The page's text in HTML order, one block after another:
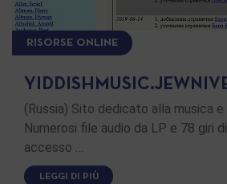
RISORSE ONLINE
(Russia) Sito dedicato alla musica e
Numerosi file audio da LP e 78 giri
accesso …
LEGGI DI PIÙ